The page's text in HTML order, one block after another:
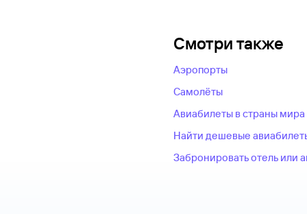
Смотри также
Аэропорты
Самолёты
Авиабилеты в страны мира
Найти дешевые
Забронировать отель или